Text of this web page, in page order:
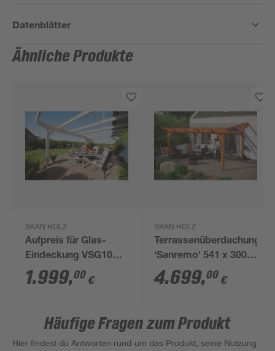
Datenblätter
Ähnliche Produkte
SKAN HOLZ
Aufpreis für Glas-
Eindeckung VSG10
mm 434 x 300 cm
1.999,00 €
SKAN HOLZ
Terrassenüberdachung
'Sanremo' 541 x 300
cm Leimholz
Doppelstegplatten
4.699,00 €
Häufige Fragen zum Produkt
Hier findest du Antworten rund um das Produkt, seine Nutzung